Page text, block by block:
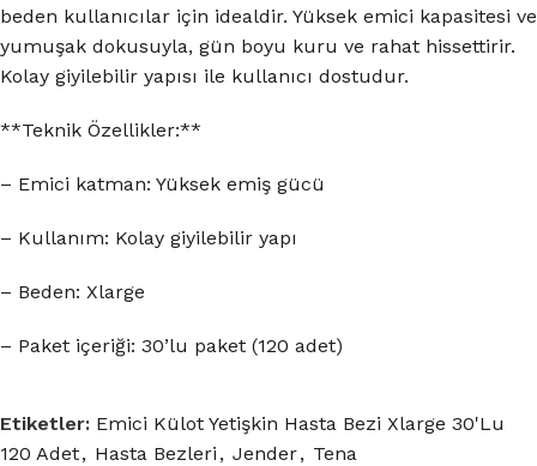
beden kullanıcılar için idealdir. Yüksek emici kapasitesi ve
yumuşak dokusuyla, gün boyu kuru ve rahat hissettirir.
Kolay giyilebilir yapısı ile kullanıcı dostudur.
**Teknik Özellikler:**
– Emici katman: Yüksek emiş gücü
– Kullanım: Kolay giyilebilir yapı
– Beden: Xlarge
– Paket içeriği: 30’lu paket (120 adet)
Etiketler: Emici Külot Yetişkin Hasta Bezi Xlarge 30'Lu
120 Adet, Hasta Bezleri , Jender, Tena